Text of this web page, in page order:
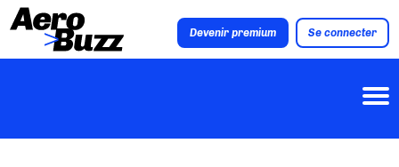
Devenir premium Se connecter